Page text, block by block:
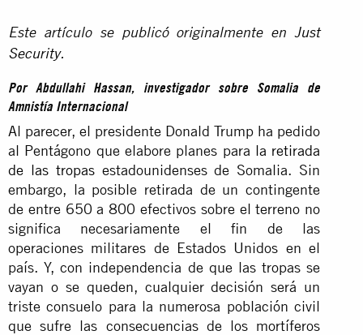
Este artículo se publicó originalmente enJust
Security.
Por Abdullahi Hassan, investigador sobre Somalia de
Amnistía Internacional
Al parecer, el presidente Donald Trump ha pedido
al Pentágono que elabore planes para la retirada
de las tropasestadounidenses de Somalia. Sin
embargo, la posible retirada de un contingente
de entre 650 a 800 efectivos sobre el terreno no
significa necesariamente el fin de las
operaciones militares de Estados Unidos en el
país. Y, con independencia de que las tropas se
vayan o se queden, cualquier decisión será un
triste consuelo para la numerosa población civil
que sufre las consecuencias de los mortíferos